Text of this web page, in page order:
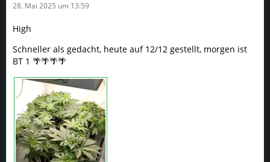
28. Mai 2025 um 13:59
High
Schneller als gedacht, heute auf 12/12 gestellt, morgen ist
BT 1 🌴🌴🌴🌴